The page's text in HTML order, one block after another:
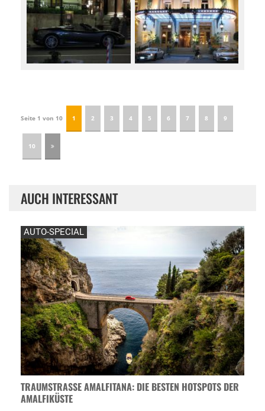
Seite 1 von 10 1 2 3 4 5 6 7 8 9
10
AUCH INTERESSANT
AUTO-SPECIAL
TRAUMSTRASSE AMALFITANA: DIE BESTEN HOTSPOTS DER A
MALFIKÜSTE